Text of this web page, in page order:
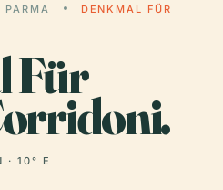
PARMA
DENKMAL FÜR
Für
· 10° E